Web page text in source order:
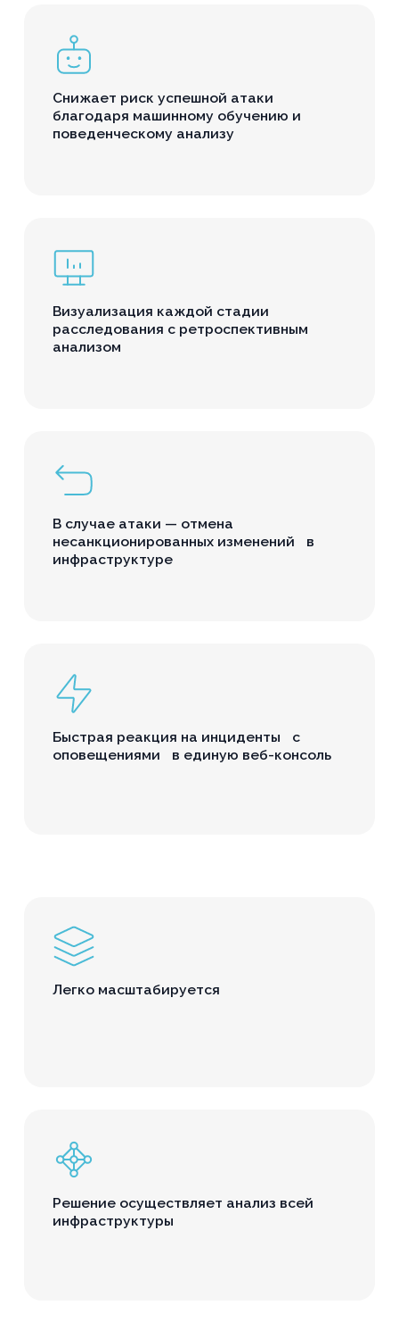
Снижает риск успешной атаки
благодаря машинному обучению и
поведенческому анализу
Визуализация каждой стадии
расследования с ретроспективным
анализом
В случае атаки — отмена
несанкционированных изменений в
инфраструктуре
Быстрая реакция на инциденты с
оповещениями в единую веб-консоль
Легко масштабируется
Решение осуществляет анализ всей
инфраструктуры